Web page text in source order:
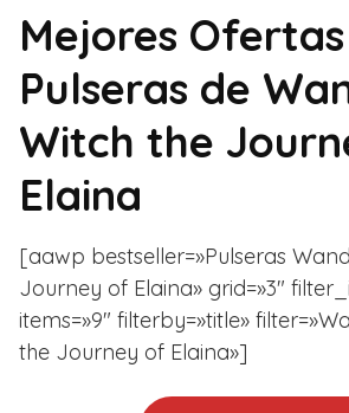
Mejores
Pulseras de
Witch the
Elaina
[aawp bestseller=»Pulseras
Journey of Elaina» grid=»3″
items=»9″ filterby=»title»
the Journey of Elaina»]